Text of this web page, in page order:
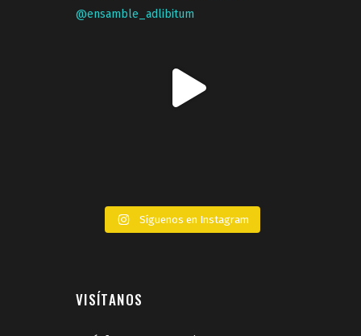
Síguenos en Instagram
VISÍTANOS